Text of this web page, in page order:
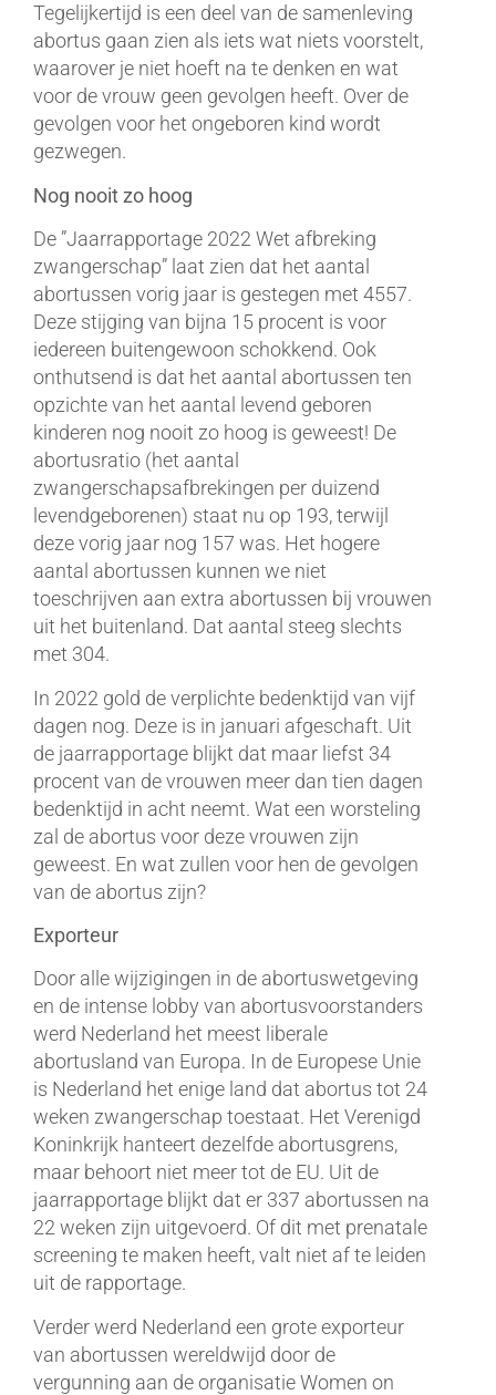
Tegelijkertijd is een deel van de samenleving
abortus gaan zien als iets wat niets voorstelt,
waarover je niet hoeft na te denken en wat
voor de vrouw geen gevolgen heeft. Over de
gevolgen voor het ongeboren kind wordt
gezwegen.
Nog nooit zo hoog
De ”Jaarrapportage 2022 Wet afbreking
zwangerschap” laat zien dat het aantal
abortussen vorig jaar is gestegen met 4557.
Deze stijging van bijna 15 procent is voor
iedereen buitengewoon schokkend. Ook
onthutsend is dat het aantal abortussen ten
opzichte van het aantal levend geboren
kinderen nog nooit zo hoog is geweest! De
abortusratio (het aantal
zwangerschapsafbrekingen per duizend
levendgeborenen) staat nu op 193, terwijl
deze vorig jaar nog 157 was. Het hogere
aantal abortussen kunnen we niet
toeschrijven aan extra abortussen bij vrouwen
uit het buitenland. Dat aantal steeg slechts
met 304.
In 2022 gold de verplichte bedenktijd van vijf
dagen nog. Deze is in januari afgeschaft. Uit
de jaarrapportage blijkt dat maar liefst 34
procent van de vrouwen meer dan tien dagen
bedenktijd in acht neemt. Wat een worsteling
zal de abortus voor deze vrouwen zijn
geweest. En wat zullen voor hen de gevolgen
van de abortus zijn?
Exporteur
Door alle wijzigingen in de abortuswetgeving
en de intense lobby van abortusvoorstanders
werd Nederland het meest liberale
abortusland van Europa. In de Europese Unie
is Nederland het enige land dat abortus tot 24
weken zwangerschap toestaat. Het Verenigd
Koninkrijk hanteert dezelfde abortusgrens,
maar behoort niet meer tot de EU. Uit de
jaarrapportage blijkt dat er 337 abortussen na
22 weken zijn uitgevoerd. Of dit met prenatale
screening te maken heeft, valt niet af te leiden
uit de rapportage.
Verder werd Nederland een grote exporteur
van abortussen wereldwijd door de
vergunning aan de organisatie Women on